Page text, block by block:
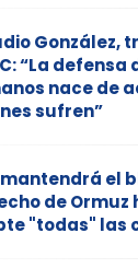
González,
“La
nace de
sufren”
el
de Ormuz
"todas" las